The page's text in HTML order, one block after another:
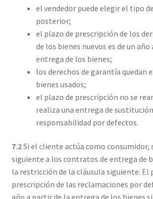
el vendedor puede elegir el tipo
posterior;
el plazo de prescripción de los
de los bienes nuevos es de un
entrega de los bienes;
los derechos de garantía quedan
bienes usados;
el plazo de prescripción no se
realiza una entrega de
responsabilidad por defectos.
7.2Si el cliente actúa como consumidor,
siguiente a los contratos de entrega de
la restricción de la cláusula siguiente: El
prescripción de las reclamaciones por